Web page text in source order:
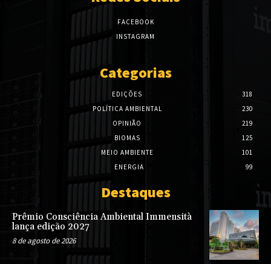
FACEBOOK
INSTAGRAM
Categorias
EDIÇÕES
318
POLÍTICA AMBIENTAL
230
OPINIÃO
219
BIOMAS
125
MEIO AMBIENTE
101
ENERGIA
99
Destaques
Prêmio Consciência Ambiental Immensità
lança edição 2027
8 de agosto de 2026